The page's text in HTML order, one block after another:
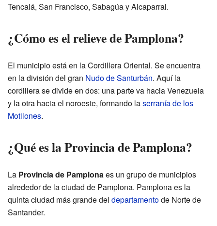
Tencalá, San Francisco, Sabagúa y Alcaparral.
¿Cómo es el relieve de Pamplona?
El municipio está en la Cordillera Oriental. Se encuentra
en la división del gran Nudo de Santurbán. Aquí la
cordillera se divide en dos: una parte va hacia Venezuela
y la otra hacia el noroeste, formando laserranía de los
Motilones.
¿Qué es la Provincia de Pamplona?
La Provincia de Pamplonaes un grupo de municipios
alrededor de la ciudad de Pamplona. Pamplona es la
quinta ciudad más grande del departamentode Norte de
Santander.